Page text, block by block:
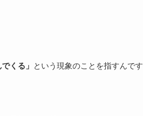
くる」
という現象のことを指すんです